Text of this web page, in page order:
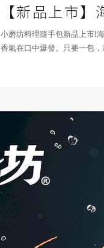
【新品上市
小磨坊料理隨手包新品上市!
香氣在口中爆發。只要一包